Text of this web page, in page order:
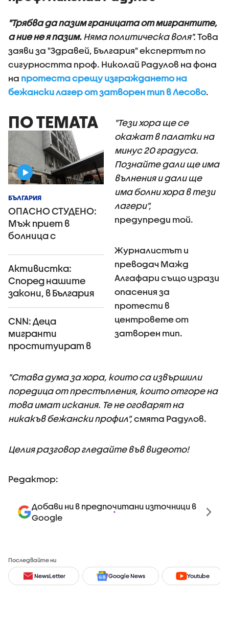
"Трябва да пазим границата от мигрантите,
а ние не я пазим. Няма политическа воля".Това
заяви за "Здравей, България" експертът по
сигурността проф. Николай Радулов на фона
на протеста срещу изграждането на
бежански лагер от затворен тип в Лесово.
ПО ТЕМАТА
БЪЛГАРИЯ
ОПАСНО СТУДЕНО:
Мъж приет в
болница с
Активистка:
Според нашите
закони, в България
няма бежанци
CNN: Деца
мигранти
проституират в
"Тези хора ще се
окажат в палатки на
минус 20 градуса.
Познайте дали ще има
вълнения и дали ще
има болни хора в тези
лагери",
предупреди той.
Журналистът и
преводач Мажд
Алгафари също изрази
опасения за
протести в
центровете от
затворен тип.
"Става дума за хора, които са извършили
поредица от престъпления, които отгоре на
това имат искания. Те не оговарят на
никакъв бежански профил",смята Радулов.
Целия разговор гледайте във видеото!
Редактор:
Добави ни в предпочитани източници в
Google
Последвайте ни
NewsLetter Google News Youtube